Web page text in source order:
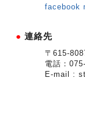
facebook
● 連絡先
〒615-
電話：
E-mail :